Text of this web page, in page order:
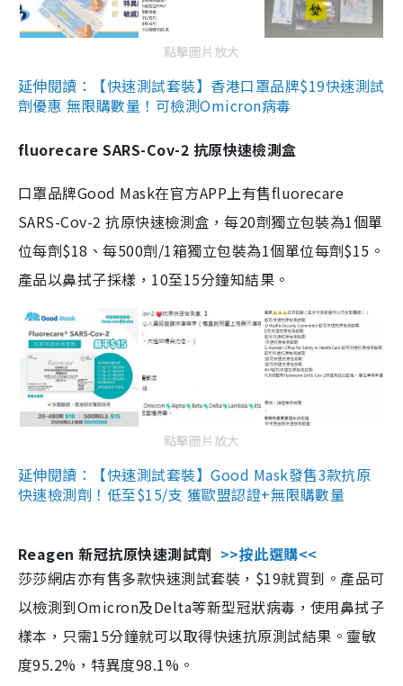
點擊圖片放大
延伸閱讀：【快速測試套裝】香港口罩品牌$19快速測試
劑優惠 無限購數量！可檢測Omicron病毒
fluorecare SARS-Cov-2 抗原快速檢測盒
口罩品牌Good Mask在官方APP上有售fluorecare
SARS-Cov-2 抗原快速檢測盒，每20劑獨立包裝為1個單
位每劑$18、每500劑/1箱獨立包裝為1個單位每劑$15。
產品以鼻拭子採樣，10至15分鐘知結果。
點擊圖片放大
延伸閱讀：【快速測試套裝】Good Mask發售3款抗原
快速檢測劑！低至$15/支 獲歐盟認證+無限購數量
Reagen 新冠抗原快速測試劑 >>按此選購<<
莎莎網店亦有售多款快速測試套裝，$19就買到。產品可
以檢測到Omicron及Delta等新型冠狀病毒，使用鼻拭子
樣本，只需15分鐘就可以取得快速抗原測試結果。靈敏
度95.2%，特異度98.1%。